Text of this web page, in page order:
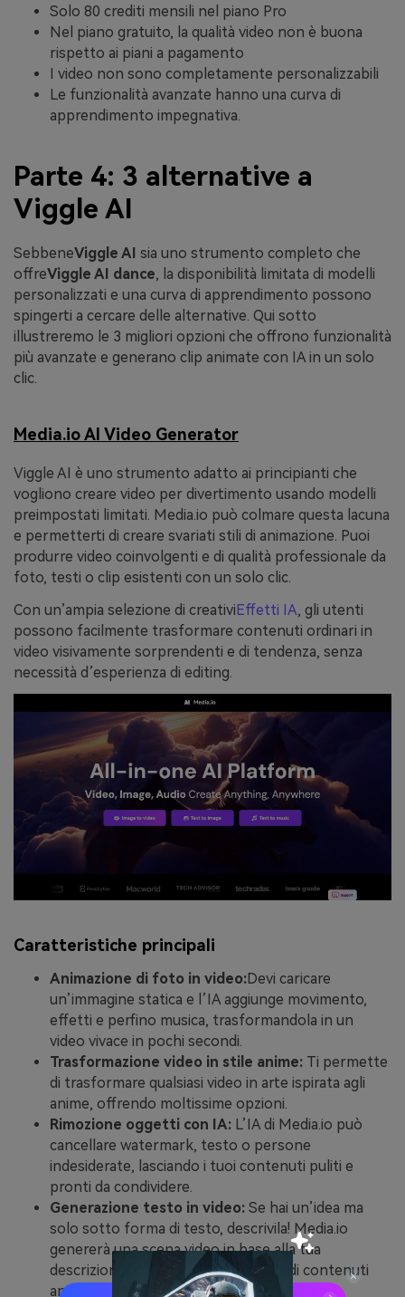
Solo 80 crediti mensili nel piano Pro
Nel piano gratuito, la qualità video non è buona
rispetto ai piani a pagamento
I video non sono completamente personalizzabili
Le funzionalità avanzate hanno una curva di
apprendimento impegnativa.
Parte 4: 3 alternative a
Viggle AI
SebbeneViggle AI sia uno strumento completo che
offreViggle AI dance, la disponibilità limitata di modelli
personalizzati e una curva di apprendimento possono
spingerti a cercare delle alternative. Qui sotto
illustreremo le 3 migliori opzioni che offrono funzionalità
più avanzate e generano clip animate con IA in un solo
clic.
Media.io AI Video Generator
Viggle AI è uno strumento adatto ai principianti che
vogliono creare video per divertimento usando modelli
preimpostati limitati. Media.io può colmare questa lacuna
e permetterti di creare svariati stili di animazione. Puoi
produrre video coinvolgenti e di qualità professionale da
foto, testi o clip esistenti con un solo clic.
Con un’ampia selezione di creativiEffetti IA, gli utenti
possono facilmente trasformare contenuti ordinari in
video visivamente sorprendenti e di tendenza, senza
necessità d’esperienza di editing.
Caratteristiche principali
Animazione di foto in video:Devi caricare
un’immagine statica e l’IA aggiunge movimento,
effetti e perfino musica, trasformandola in un
video vivace in pochi secondi.
Trasformazione video in stile anime: Ti permette
di trasformare qualsiasi video in arte ispirata agli
anime, offrendo moltissime opzioni.
Rimozione oggetti con IA: L’IA di Media.io può
cancellare watermark, testo o persone
indesiderate, lasciando i tuoi contenuti puliti e
pronti da condividere.
Generazione testo in video: Se hai un’idea ma
solo sotto forma di testo, descrivila! Media.io
genererà una scena video in base alla tua
descrizione, facilitando la creazione di contenuti
anche per chi non è un esperto.